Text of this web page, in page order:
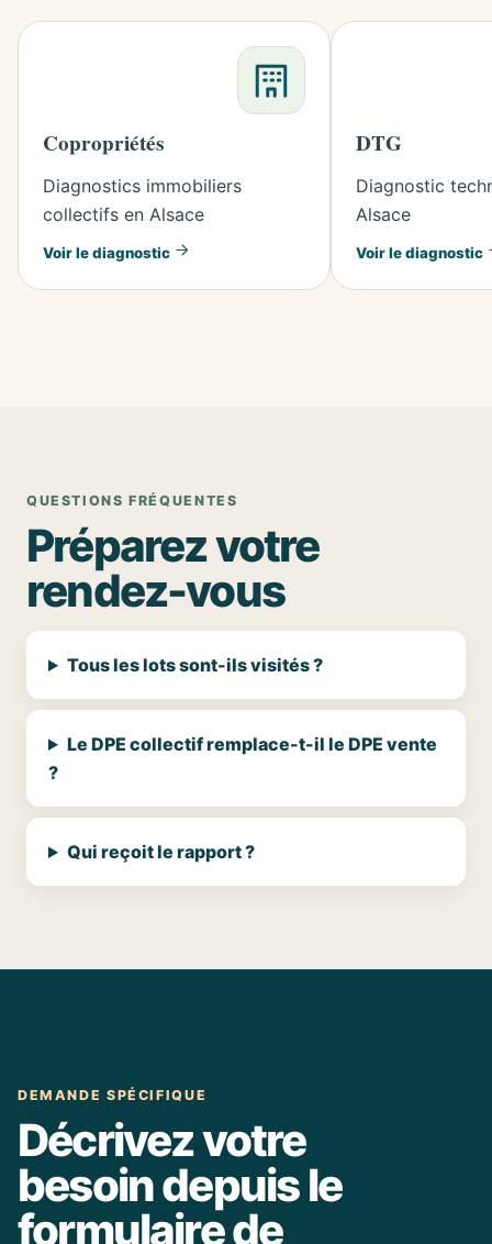
Copropriétés
Diagnostics immobiliers
collectifs en Alsace
Voir le diagnostic
DTG
Diagnostic
Alsace
Voir le diagnostic
QUESTIONS FRÉQUENTES
Préparez votre
rendez-vous
Tous les lots sont-ils visités ?
Le DPE collectif remplace-t-il le DPE vente
?
Qui reçoit le rapport ?
DEMANDE SPÉCIFIQUE
Décrivez votre
besoin depuis le
formulaire de